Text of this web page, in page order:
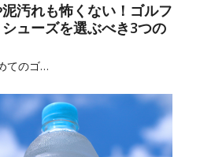
汚れも怖くない！ゴルフ
ューズを選ぶべき3つの
てのゴ…